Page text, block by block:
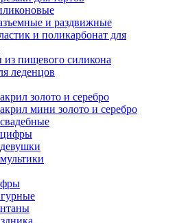
и раздвижные
и поликарбонат для
пищевого силикона
леденцов
золото и серебро
мини золото и серебро